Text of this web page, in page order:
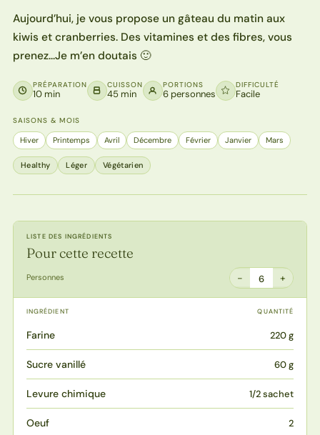
Aujourd’hui, je vous propose un gâteau du matin aux
kiwis et cranberries. Des vitamines et des fibres, vous
prenez…Je m’en doutais 🙂
PRÉPARATION
10 min
CUISSON
45 min
PORTIONS
6 personnes
DIFFICULTÉ
Facile
SAISONS & MOIS
Hiver Printemps Avril Décembre Février Janvier Mars
Healthy Léger Végétarien
LISTE DES INGRÉDIENTS
Pour cette recette
Personnes − 6 +
INGRÉDIENT QUANTITÉ
Farine 220 g
Sucre vanillé 60 g
Levure chimique 1/2 sachet
Oeuf 2